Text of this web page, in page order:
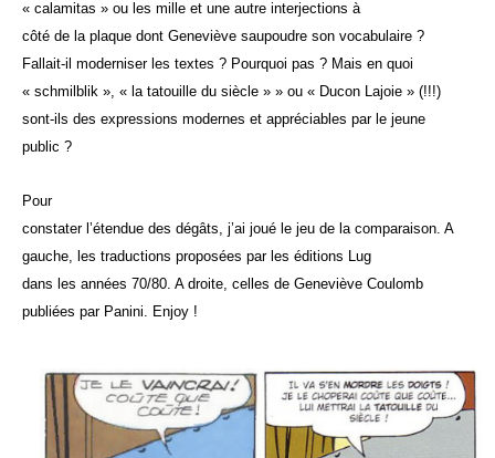
« calamitas » ou les mille et une autre interjections à
côté de la plaque dont Geneviève saupoudre son vocabulaire ?
Fallait-il moderniser les textes ? Pourquoi pas ? Mais en quoi
« schmilblik », « la tatouille du siècle » » ou « Ducon Lajoie » (!!!)
sont-ils des expressions modernes et appréciables par le jeune
public ?
Pour
constater l’étendue des dégâts, j’ai joué le jeu de la comparaison. A
gauche, les traductions proposées par les éditions Lug
dans les années 70/80. A droite, celles de Geneviève Coulomb
publiées par Panini. Enjoy !